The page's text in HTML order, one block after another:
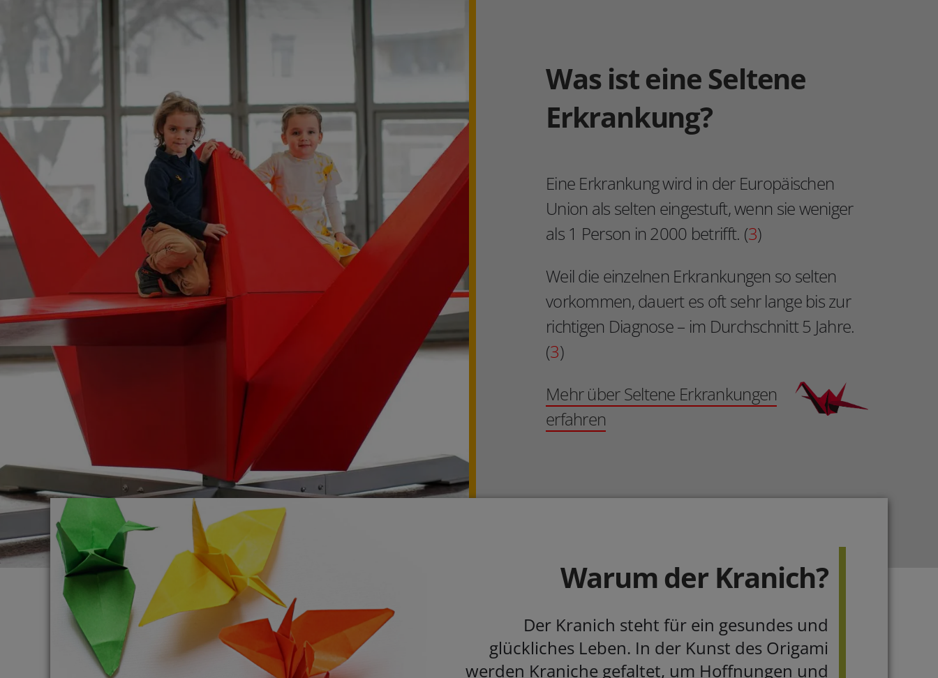
Was ist eine Seltene
Erkrankung?
Eine Erkrankung wird in der Europäischen
Union als selten eingestuft, wenn sie weniger
als 1 Person in 2000 betrifft. (3)
Weil die einzelnen Erkrankungen so selten
vorkommen, dauert es oft sehr lange bis zur
richtigen Diagnose – im Durchschnitt 5 Jahre.
(3)
Mehr über Seltene Erkrankungen
erfahren
Warum der Kranich?
Der Kranich steht für ein gesundes und
glückliches Leben. In der Kunst des Origami
werden Kraniche gefaltet, um Hoffnungen und